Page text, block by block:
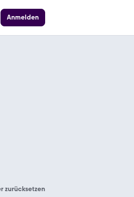
Anmelden
zurücksetzen